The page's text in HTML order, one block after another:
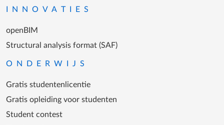
INNOVATIES
openBIM
Structural analysis format (SAF)
ONDERWIJS
Gratis studentenlicentie
Gratis opleiding voor studenten
Student contest